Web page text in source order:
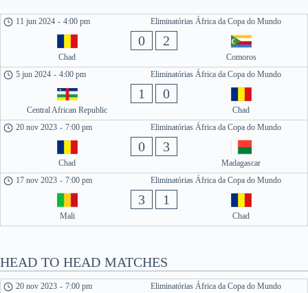
Eliminatórias África da Copa do Mundo
11 jun 2024 - 4:00 pm
Chad
0 2
Comoros
Eliminatórias África da Copa do Mundo
5 jun 2024 - 4:00 pm
Central African Republic
1 0
Chad
Eliminatórias África da Copa do Mundo
20 nov 2023 - 7:00 pm
Chad
0 3
Madagascar
Eliminatórias África da Copa do Mundo
17 nov 2023 - 7:00 pm
Mali
3 1
Chad
HEAD TO HEAD MATCHES
Eliminatórias África da Copa do Mundo
20 nov 2023 - 7:00 pm